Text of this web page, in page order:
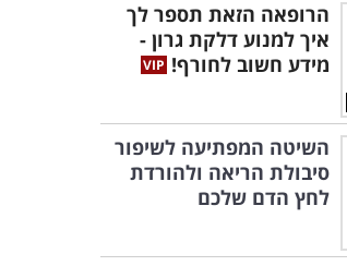
הרופאה הזאת תספר לך
איך למנוע דלקת גרון -
מידע חשוב לחורף!
השיטה המפתיעה לשיפור
סיבולת הריאה ולהורדת
לחץ הדם שלכם